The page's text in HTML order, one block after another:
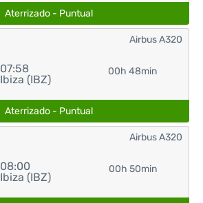
Aterrizado - Puntual
07:58
Ibiza (IBZ)
00h 48min
Airbus A320
Aterrizado - Puntual
08:00
Ibiza (IBZ)
00h 50min
Airbus A320